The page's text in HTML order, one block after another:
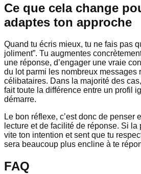
Ce que cela change
adaptes ton approche
Quand tu écris mieux, tu ne fais pas
joliment”. Tu augmentes
une réponse, d’engager une vraie
du lot parmi les nombreux messages
célibataires. Dans la majorité des
fait toute la différence entre un profil
démarre.
Le bon réflexe, c’est donc de penser
lecture et de facilité de réponse. Si la
vite ton intention et sent que tu
sera beaucoup plus encline à te
FAQ